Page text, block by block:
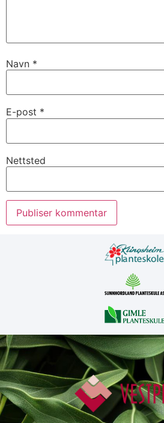
Navn *
E-post *
Nettsted